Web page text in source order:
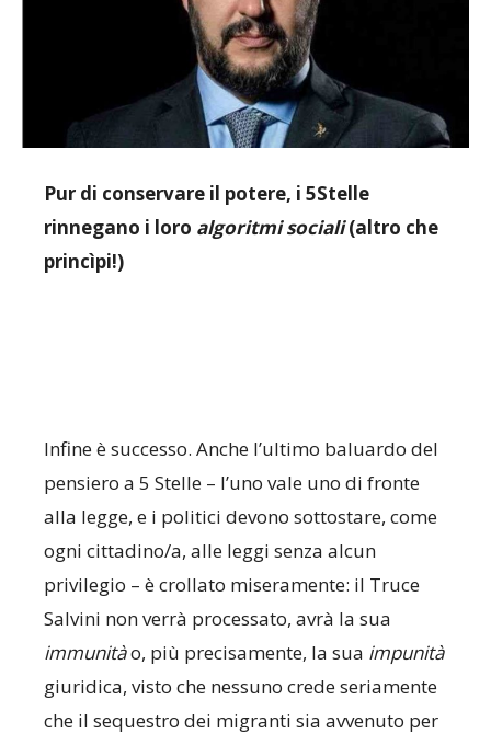
Pur di conservare il potere, i 5Stelle
rinnegano i loro algoritmi sociali(altro che
princìpi!)
Infine è successo. Anche l’ultimo baluardo del
pensiero a 5 Stelle – l’uno vale uno di fronte
alla legge, e i politici devono sottostare, come
ogni cittadino/a, alle leggi senza alcun
privilegio – è crollato miseramente: il Truce
Salvini non verrà processato, avrà la sua
immunitào, più precisamente, la sua impunità
giuridica, visto che nessuno crede seriamente
che il sequestro dei migranti sia avvenuto per